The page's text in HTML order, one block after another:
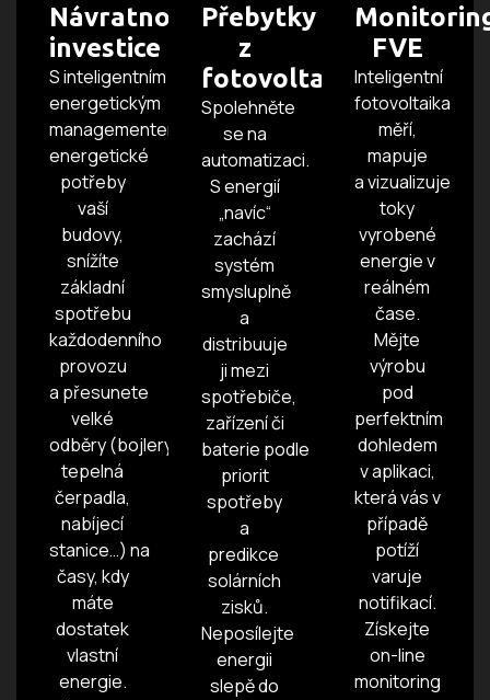
Návratnost
investice
S inteligentním
energetickým
managementem znáte
energetické
potřeby
vaší
budovy,
snížíte
základní
spotřebu
každodenního
provozu
a přesunete
velké
odběry (bojlery,
tepelná
čerpadla,
nabíjecí
stanice…) na
časy, kdy
máte
dostatek
vlastní
energie.
Přebytky
z
fotovoltaiky
Spolehněte
se na
automatizaci.
S energií
„navíc“
zachází
systém
smysluplně
a
distribuuje
ji mezi
spotřebiče,
zařízení či
baterie podle
priorit
spotřeby
a
predikce
solárních
zisků.
Neposílejte
energii
slepě do
FVE
Inteligentní
fotovoltaika
měří,
mapuje
a vizualizuje
toky
vyrobené
energie v
reálném
čase.
Mějte
výrobu
pod
perfektním
dohledem
v aplikaci,
která vás v
případě
potíží
varuje
notifikací.
Získejte
on-line
monitoring